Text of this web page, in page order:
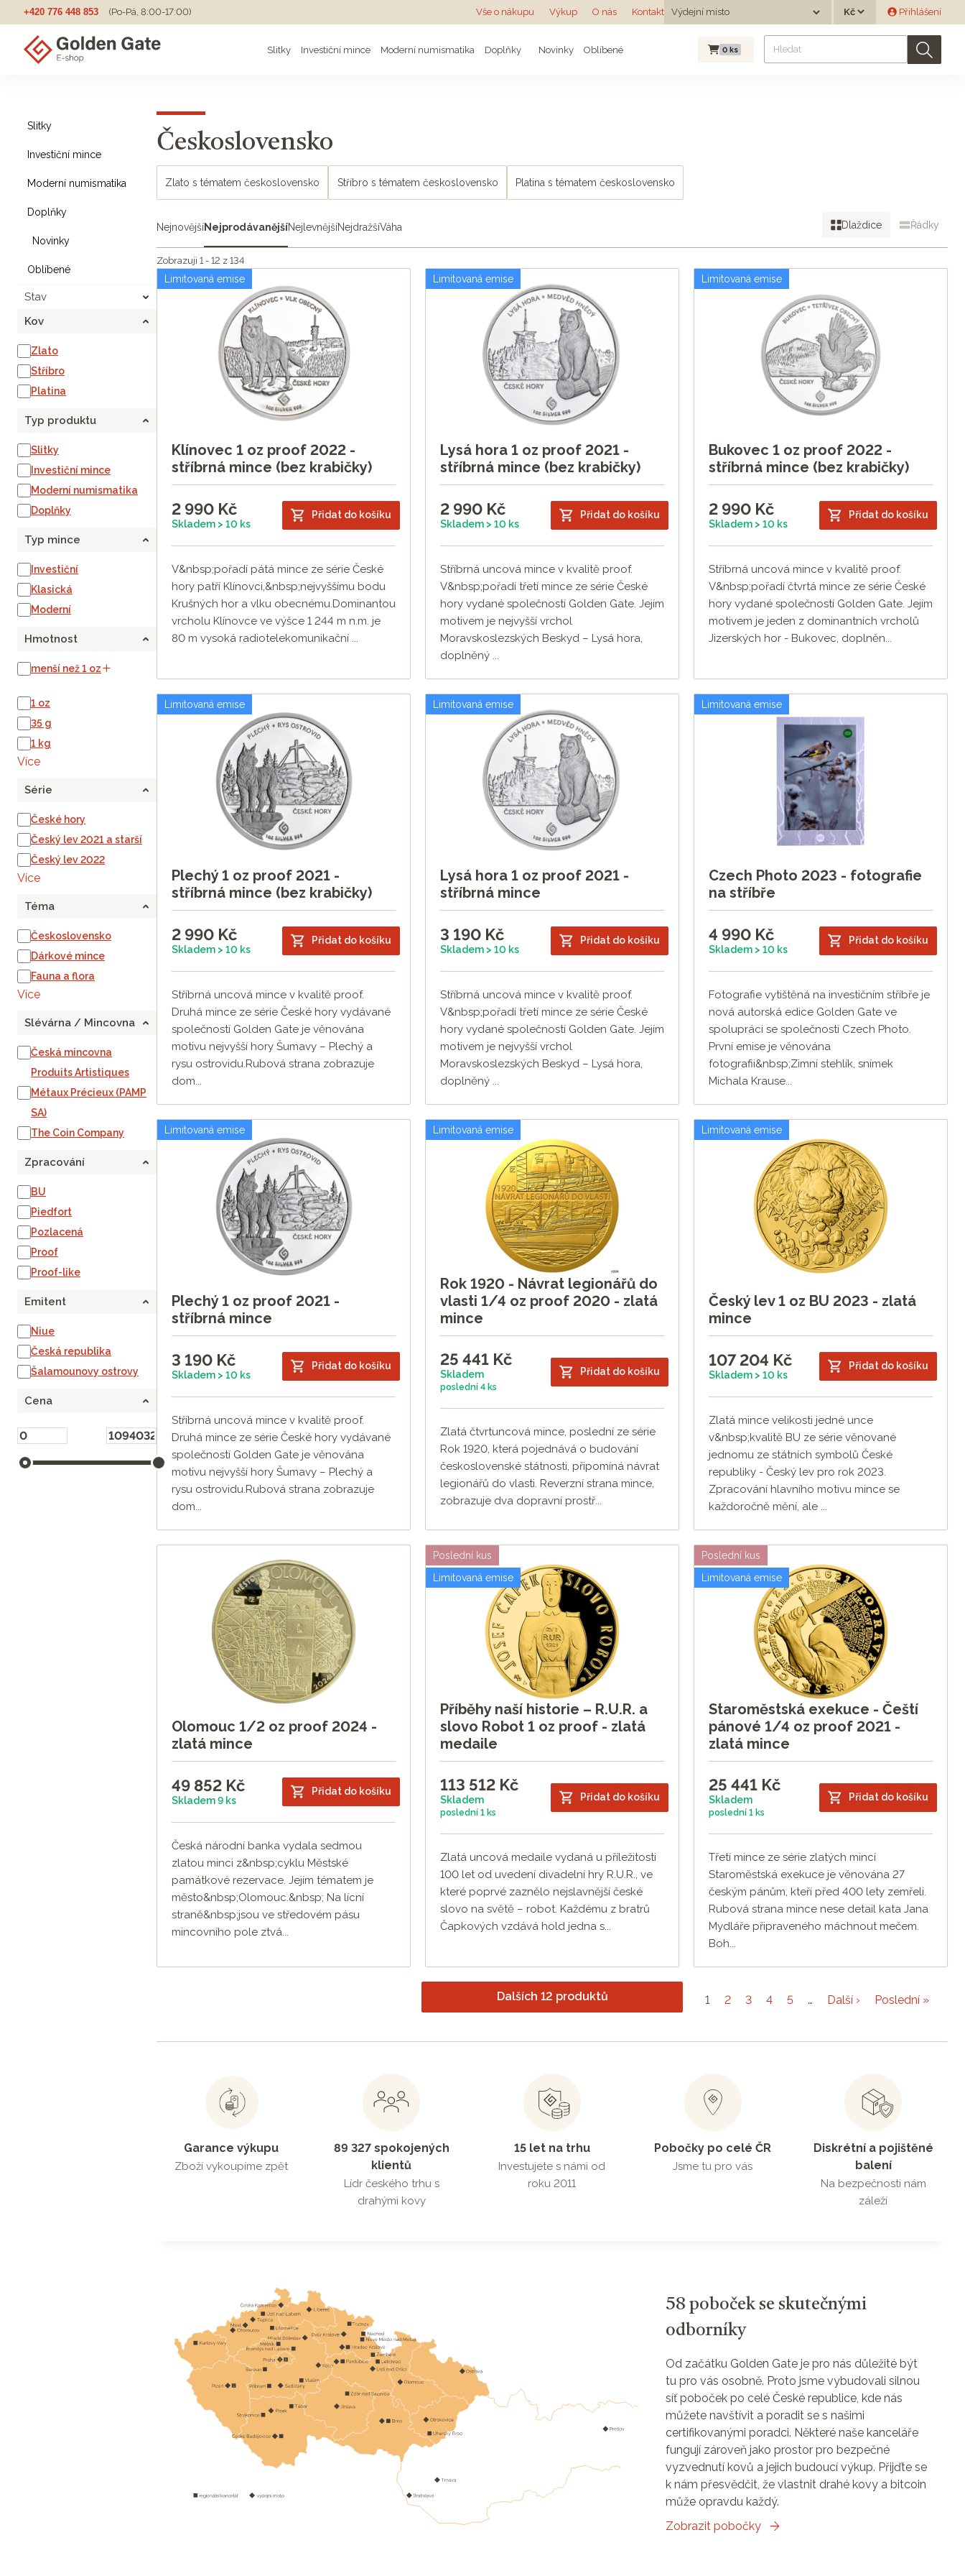
+420 776 448 853 (Po-Pá, 8:00-17:00) Vše o nákupu Výkup O nás Kontakt Výdejní místo
Výdejní místo
Měna Přihlášení
Slitky Investiční mince Moderní numismatika Doplňky Novinky Oblíbené 0 ks
Slitky
Investiční mince
Moderní numismatika
Doplňky
Novinky
Oblíbené
Stav
Kov
Zlato
Stříbro
Platina
Typ produktu
Slitky
Investiční mince
Moderní numismatika
Doplňky
Typ mince
Investiční
Klasická
Moderní
Hmotnost
menší než 1 oz
1 oz
35 g
1 kg
Více
Série
České hory
Český lev 2021 a starší
Český lev 2022
Více
Téma
Československo
Dárkové mince
Fauna a flora
Více
Slévárna / Mincovna
Česká mincovna
Produits Artistiques
Métaux Précieux (PAMP
SA)
The Coin Company
Zpracování
BU
Piedfort
Pozlacená
Proof
Proof-like
Emitent
Niue
Česká republika
Šalamounovy ostrovy
Cena
Československo
Zlato s tématem československo Stříbro s tématem československo Platina s tématem československo
NejnovějšíNejprodávanějšíNejlevnějšíNejdražšíVáha Dlaždice Řádky
Zobrazuji 1 - 12 z 134
Limitovaná emise
Klínovec 1 oz proof 2022 -
stříbrná mince (bez krabičky)
2 990 Kč
Skladem > 10 ks
Přidat do košíku
V&nbsp;pořadí pátá mince ze série České
hory patří Klínovci,&nbsp;nejvyššímu bodu
Krušných hor a vlku obecnému.Dominantou
vrcholu Klínovce ve výšce 1 244 m n.m. je
80 m vysoká radiotelekomunikační ...
Limitovaná emise
Lysá hora 1 oz proof 2021 -
stříbrná mince (bez krabičky)
2 990 Kč
Skladem > 10 ks
Přidat do košíku
Stříbrná uncová mince v kvalitě proof.
V&nbsp;pořadí třetí mince ze série České
hory vydané společností Golden Gate. Jejím
motivem je nejvyšší vrchol
Moravskoslezských Beskyd – Lysá hora,
doplněný ...
Limitovaná emise
Bukovec 1 oz proof 2022 -
stříbrná mince (bez krabičky)
2 990 Kč
Skladem > 10 ks
Přidat do košíku
Stříbrná uncová mince v kvalitě proof.
V&nbsp;pořadí čtvrtá mince ze série České
hory vydané společností Golden Gate. Jejím
motivem je jeden z dominantních vrcholů
Jizerských hor - Bukovec, doplněn...
Limitovaná emise
Plechý 1 oz proof 2021 -
stříbrná mince (bez krabičky)
2 990 Kč
Skladem > 10 ks
Přidat do košíku
Stříbrná uncová mince v kvalitě proof.
Druhá mince ze série České hory vydávané
společností Golden Gate je věnována
motivu nejvyšší hory Šumavy – Plechý a
rysu ostrovidu.Rubová strana zobrazuje
dom...
Limitovaná emise
Lysá hora 1 oz proof 2021 -
stříbrná mince
3 190 Kč
Skladem > 10 ks
Přidat do košíku
Stříbrná uncová mince v kvalitě proof.
V&nbsp;pořadí třetí mince ze série České
hory vydané společností Golden Gate. Jejím
motivem je nejvyšší vrchol
Moravskoslezských Beskyd – Lysá hora,
doplněný ...
Limitovaná emise
Czech Photo 2023 - fotografie
na stříbře
4 990 Kč
Skladem > 10 ks
Přidat do košíku
Fotografie vytištěná na investičním stříbře je
nová autorská edice Golden Gate ve
spolupráci se společností Czech Photo.
První emise je věnována
fotografii&nbsp;Zimní stehlík, snímek
Michala Krause...
Limitovaná emise
Plechý 1 oz proof 2021 -
stříbrná mince
3 190 Kč
Skladem > 10 ks
Přidat do košíku
Stříbrná uncová mince v kvalitě proof.
Druhá mince ze série České hory vydávané
společností Golden Gate je věnována
motivu nejvyšší hory Šumavy – Plechý a
rysu ostrovidu.Rubová strana zobrazuje
dom...
Limitovaná emise
Rok 1920 - Návrat legionářů do
vlasti 1/4 oz proof 2020 - zlatá
mince
25 441 Kč
Skladem
poslední 4 ks
Přidat do košíku
Zlatá čtvrtuncová mince, poslední ze série
Rok 1920, která pojednává o budování
československé státnosti, připomíná návrat
legionářů do vlasti. Reverzní strana mince,
zobrazuje dva dopravní prostř...
Limitovaná emise
Český lev 1 oz BU 2023 - zlatá
mince
107 204 Kč
Skladem > 10 ks
Přidat do košíku
Zlatá mince velikosti jedné unce
v&nbsp;kvalitě BU ze série věnované
jednomu ze státních symbolů České
republiky - Český lev pro rok 2023.
Zpracování hlavního motivu mince se
každoročně mění, ale ...
Olomouc 1/2 oz proof 2024 -
zlatá mince
49 852 Kč
Skladem 9 ks
Přidat do košíku
Česká národní banka vydala sedmou
zlatou minci z&nbsp;cyklu Městské
památkové rezervace. Jejím tématem je
město&nbsp;Olomouc.&nbsp; Na lícní
straně&nbsp;jsou ve středovém pásu
mincovního pole ztvá...
Poslední kus
Limitovaná emise
Příběhy naší historie – R.U.R. a
slovo Robot 1 oz proof - zlatá
medaile
113 512 Kč
Skladem
poslední 1 ks
Přidat do košíku
Zlatá uncová medaile vydaná u příležitosti
100 let od uvedení divadelní hry R.U.R., ve
které poprvé zaznělo nejslavnější české
slovo na světě – robot. Každému z bratrů
Čapkových vzdává hold jedna s...
Poslední kus
Limitovaná emise
Staroměstská exekuce - Čeští
pánové 1/4 oz proof 2021 -
zlatá mince
25 441 Kč
Skladem
poslední 1 ks
Přidat do košíku
Třetí mince ze série zlatých mincí
Staroměstská exekuce je věnována 27
českým pánům, kteří před 400 lety zemřeli.
Rubová strana mince nese detail kata Jana
Mydláře připraveného máchnout mečem.
Boh...
Dalších 12 produktů 1 2 3 4 5 … Další › Poslední »
Garance výkupu
Zboží vykoupíme zpět
89 327 spokojených
klientů
Lídr českého trhu s
drahými kovy
15 let na trhu
Investujete s námi od
roku 2011
Pobočky po celé ČR
Jsme tu pro vás
Diskrétní a pojištěné
balení
Na bezpečnosti nám
záleží
58 poboček se skutečnými
odborníky
Od začátku Golden Gate je pro nás důležité být
tu pro vás osobně. Proto jsme vybudovali silnou
síť poboček po celé České republice, kde nás
můžete navštívit a poradit se s našimi
certifikovanými poradci. Některé naše kanceláře
fungují zároveň jako prostor pro bezpečné
vyzvednutí kovů a jejich budoucí výkup. Přijďte se
k nám přesvědčit, že vlastnit drahé kovy a bitcoin
může opravdu každý.
Zobrazit pobočky